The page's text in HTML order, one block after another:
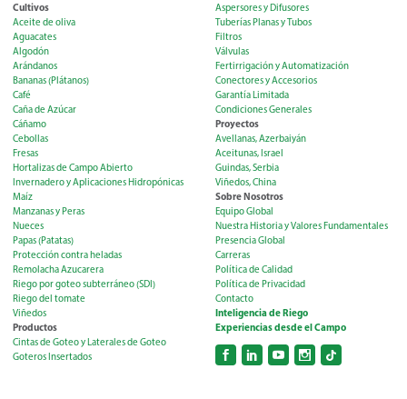
Cultivos
Aceite de oliva
Aguacates
Algodón
Arándanos
Bananas (Plátanos)
Café
Caña de Azúcar
Cáñamo
Cebollas
Fresas
Hortalizas de Campo Abierto
Invernadero y Aplicaciones Hidropónicas
Maíz
Manzanas y Peras
Nueces
Papas (Patatas)
Protección contra heladas
Remolacha Azucarera
Riego por goteo subterráneo (SDI)
Riego del tomate
Viñedos
Productos
Cintas de Goteo y Laterales de Goteo
Goteros Insertados
Aspersores y Difusores
Tuberías Planas y Tubos
Filtros
Válvulas
Fertirrigación y Automatización
Conectores y Accesorios
Garantía Limitada
Condiciones Generales
Proyectos
Avellanas, Azerbaiyán
Aceitunas, Israel
Guindas, Serbia
Viñedos, China
Sobre Nosotros
Equipo Global
Nuestra Historia y Valores Fundamentales
Presencia Global
Carreras
Política de Calidad
Política de Privacidad
Contacto
Inteligencia de Riego
Experiencias desde el Campo